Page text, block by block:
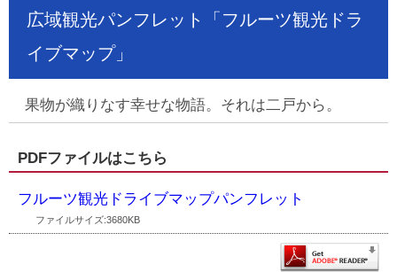
広域観光パンフレット「フルーツ観光ドラ
イブマップ」
果物が織りなす幸せな物語。それは二戸から。
PDFファイルはこちら
フルーツ観光ドライブマップパンフレット
ファイルサイズ:3680KB